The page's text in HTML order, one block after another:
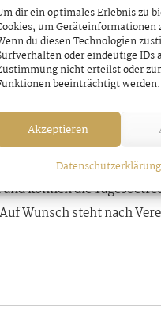
dir ein optimales Erlebnis zu
um
du diesen Technologien
oder eindeutige IDs
nicht erteilst oder
beeinträchtigt werden.
Akzeptieren
Datenschutzerklärung
in geselliger
Aktivierungen
an Aktivitäten:Singen
Basteln oder
und Zeit im Freien,
können die
Wunsch steht nach